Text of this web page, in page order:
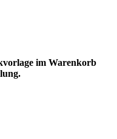
im Warenkorb